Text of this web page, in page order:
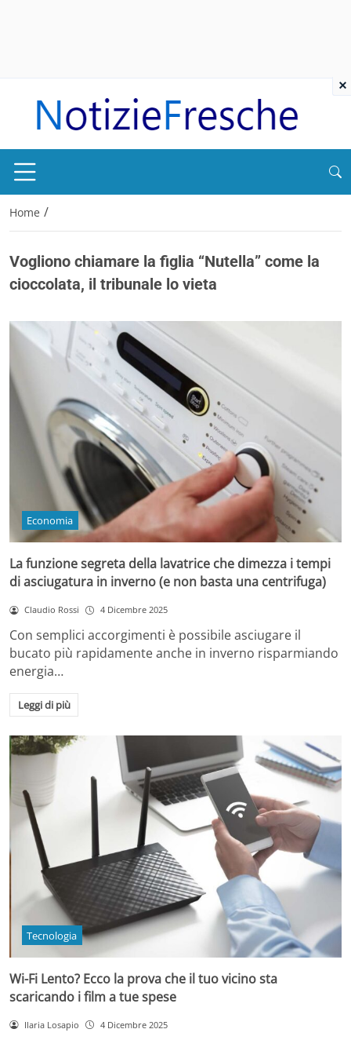
Home /
Vogliono chiamare la figlia “Nutella” come la
cioccolata, il tribunale lo vieta
Economia
La funzione segreta della lavatrice che dimezza i tempi
di asciugatura in inverno (e non basta una centrifuga)
Claudio Rossi 4 Dicembre 2025
Con semplici accorgimenti è possibile asciugare il
bucato più rapidamente anche in inverno risparmiando
energia…
Leggi di più
Tecnologia
Wi-Fi Lento? Ecco la prova che il tuo vicino sta
scaricando i film a tue spese
Ilaria Losapio 4 Dicembre 2025
×